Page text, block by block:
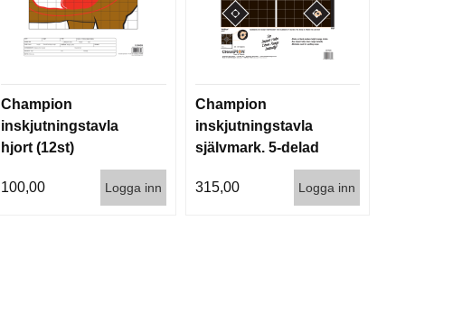
Champion
inskjutningstavla
hjort (12st)
100,00 Logga inn
Champion
inskjutningstavla
självmark. 5-delad
315,00
Logga inn